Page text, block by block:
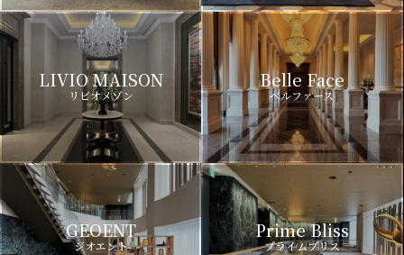
LIVIO MAISON
リビオメゾン
Belle Face
ベルファース
GEOENT
ジオエント
Prime Bliss
プライムブリス